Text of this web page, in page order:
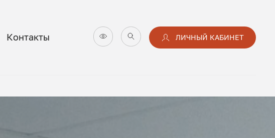
Контакты ЛИЧНЫЙ КАБИНЕТ